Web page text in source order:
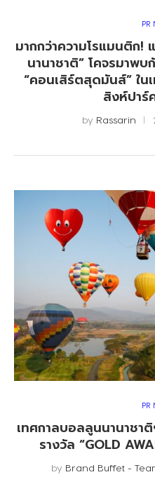
PR
มากกว่าความโรแมนติก
นานาชาติ” โคจรมาพบ
“คอนเสิร์ตสุดมันส์” ใ
สิงห์ปาร์
by Rassarin
PR
เทศกาลบอลลูนนานาชา
รางวัล “GOLD
by Brand Buffet -